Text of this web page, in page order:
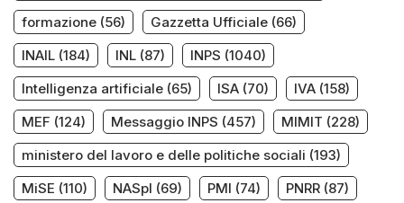
formazione (56) Gazzetta Ufficiale (66)
INAIL (184) INL (87) INPS (1040)
Intelligenza artificiale (65) ISA (70) IVA (158)
MEF (124) Messaggio INPS (457) MIMIT (228)
ministero del lavoro e delle politiche sociali (193)
MiSE (110) NASpI (69) PMI (74) PNRR (87)